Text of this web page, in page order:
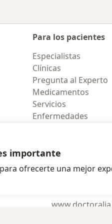
Para los pacientes
Especialistas
Clínicas
Pregunta al Experto
Medicamentos
Servicios
Enfermedades
se abre en
se abre
importante
ofrecerte una mejor